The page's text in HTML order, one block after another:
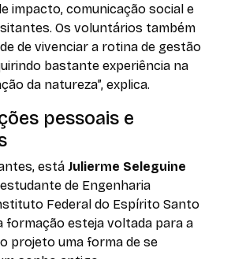
impacto, comunicação social e
Os voluntários também
de vivenciar a rotina de gestão
bastante experiência na
da natureza”, explica.
pessoais e
está Julierme Seleguine
de Engenharia
Federal do Espírito Santo
formação esteja voltada para a
projeto uma forma de se